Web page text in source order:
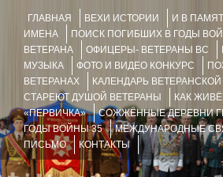
ГЛАВНАЯ ВЕХИ ИСТОРИИ
И В
ИМЕНА
ПОИСК ПОГИБШИХ В ГОДЫ
ВЕТЕРАНА
ОФИЦЕРЫ- ВЕТЕРАНЫ ВС
МУЗЫКА
ФОТО И ВИДЕО КОНКУРС
ВЕТЕРАНАХ
КАЛЕНДАРЬ
СТАРЕЮТ ДУШОЙ ВЕТЕРАНЫ
КАК
«ПЕРВИЧКА»
СОЖЖЁННЫЕ ДЕРЕВНИ
ГОДЫ ВОЙНЫ 35
МЕЖДУНАРОДНЫЕ
ПИСЬМО
КОНТАКТЫ